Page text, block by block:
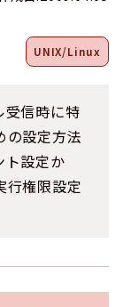
UNIX/Linux
受信時に特
の設定方法
ト設定か
行権限設定